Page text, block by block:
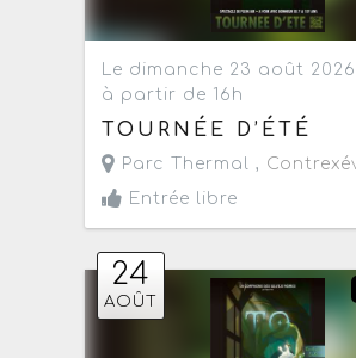
Le dimanche 23 août 2026
à partir de 16h
TOURNÉE D’ÉTÉ
Parc Thermal ,
Entrée libre
24
AOÛT